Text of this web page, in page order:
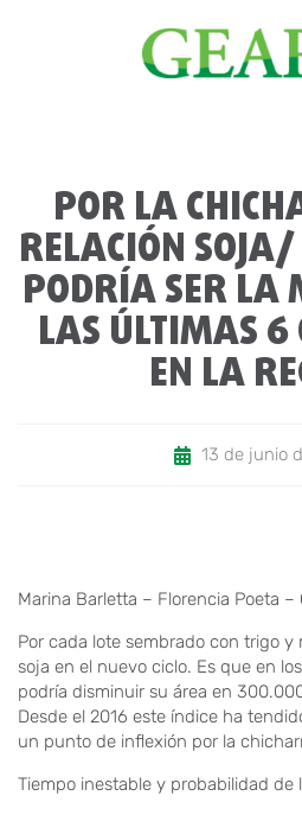
POR LA
RELACIÓN
PODRÍA SER LA
LAS ÚLTIMAS
EN LA
13 de junio
Marina Barletta – Florencia Poeta –
Por cada lote sembrado con trigo y
soja en el nuevo ciclo. Es que en
podría disminuir su área en
Desde el 2016 este índice ha
un punto de inflexión por la
Tiempo inestable y probabilidad de